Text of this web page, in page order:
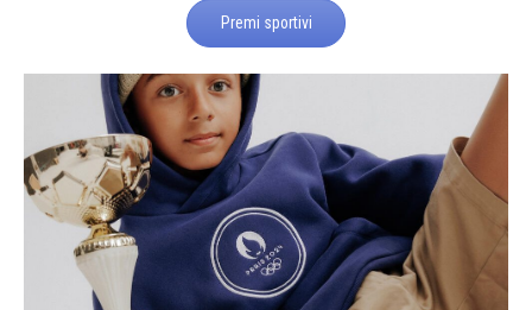
Premi sportivi